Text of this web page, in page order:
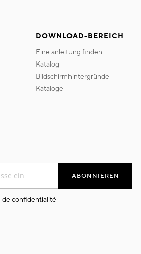
DOWNLOAD-BEREICH
eine anleitung finden
katalog
bildschirmhintergründe
kataloge
ABONNIEREN
de confidentialité